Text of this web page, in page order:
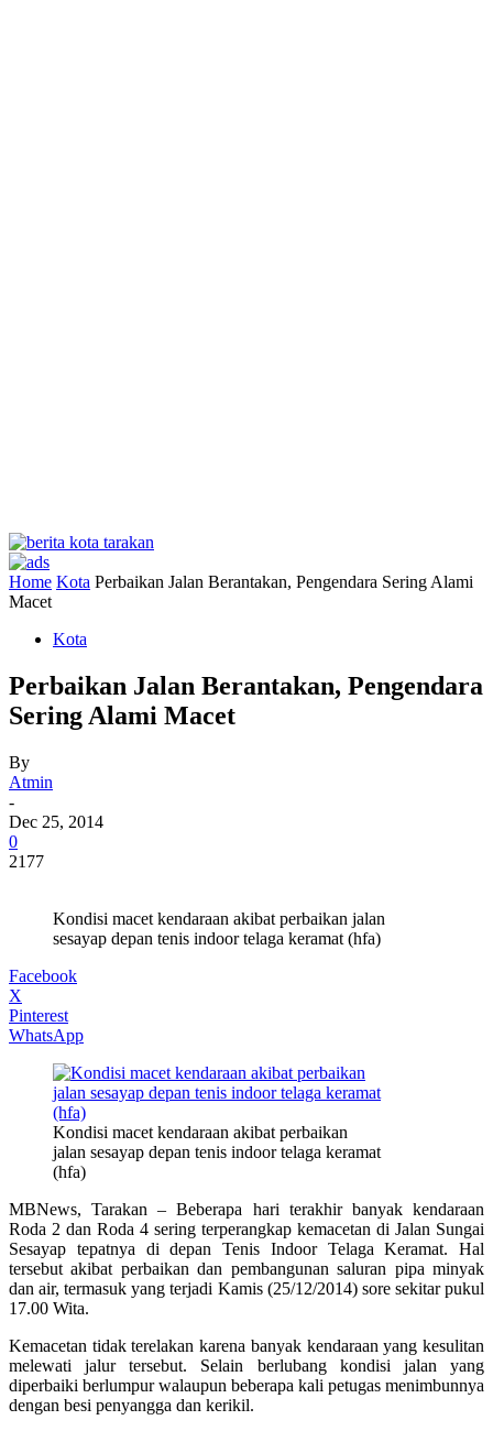
Home Kota Perbaikan Jalan Berantakan, Pengendara Sering Alami
Macet
Kota
Perbaikan Jalan Berantakan, Pengendara
Sering Alami Macet
By
Atmin
-
Dec 25, 2014
0
2177
Kondisi macet kendaraan akibat perbaikan jalan
sesayap depan tenis indoor telaga keramat (hfa)
Facebook
X
Pinterest
WhatsApp
Kondisi macet kendaraan akibat perbaikan
jalan sesayap depan tenis indoor telaga keramat
(hfa)
MBNews, Tarakan – Beberapa hari terakhir banyak kendaraan
Roda 2 dan Roda 4 sering terperangkap kemacetan di Jalan Sungai
Sesayap tepatnya di depan Tenis Indoor Telaga Keramat. Hal
tersebut akibat perbaikan dan pembangunan saluran pipa minyak
dan air, termasuk yang terjadi Kamis (25/12/2014) sore sekitar pukul
17.00 Wita.
Kemacetan tidak terelakan karena banyak kendaraan yang kesulitan
melewati jalur tersebut. Selain berlubang kondisi jalan yang
diperbaiki berlumpur walaupun beberapa kali petugas menimbunnya
dengan besi penyangga dan kerikil.